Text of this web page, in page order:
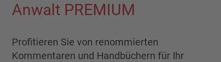
Anwalt PREMIUM
Profitieren Sie von renommierten
Kommentaren und Handbüchern für Ihr